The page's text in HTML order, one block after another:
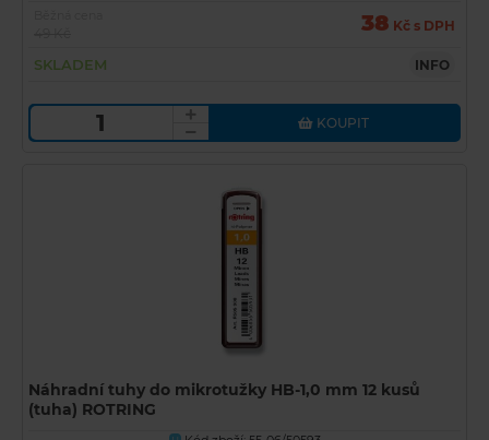
38 Kč s DPH
SKLADEM INFO
KOUPIT
Náhradní tuhy do mikrotužky HB-1,0 mm 12 kusů
(tuha) ROTRING